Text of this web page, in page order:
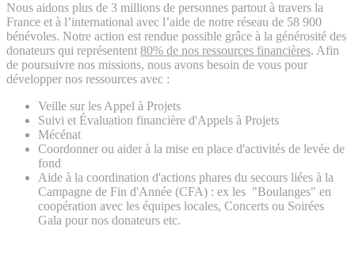
Nous aidons plus de 3 millions de personnes partout à travers la
France et à l’international avec l’aide de notre réseau de 58 900
bénévoles. Notre action est rendue possible grâce à la générosité des
donateurs qui représentent 80% de nos ressources financières. Afin
de poursuivre nos missions, nous avons besoin de vous pour
développer nos ressources avec :
Veille sur les Appel à Projets
Suivi et Évaluation financière d'Appels à Projets
Mécénat
Coordonner ou aider à la mise en place d'activités de levée de
fond
Aide à la coordination d'actions phares du secours liées à la
Campagne de Fin d'Année (CFA) : ex les "Boulanges" en
coopération avec les équipes locales, Concerts ou Soirées
Gala pour nos donateurs etc.